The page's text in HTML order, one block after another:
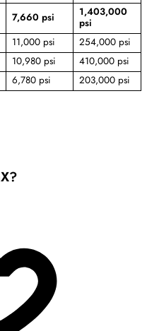
7,660 psi
1,403,000
psi
11,000 psi
254,000 psi
10,980 psi
410,000 psi
6,780 psi 203,000 psi